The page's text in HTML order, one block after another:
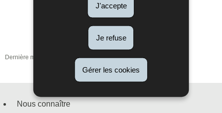
J'accepte
Je refuse
Gérer les cookies
Dernière mise à jour 06/09/2016
Nous connaître